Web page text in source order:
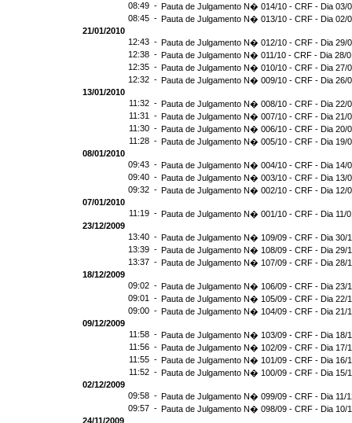
08:49 - Pauta de Julgamento N� 014/10 - CRF - Dia 03/
08:45 - Pauta de Julgamento N� 013/10 - CRF - Dia 02/
21/01/2010
12:43 - Pauta de Julgamento N� 012/10 - CRF - Dia 29/
12:38 - Pauta de Julgamento N� 011/10 - CRF - Dia 28/
12:35 - Pauta de Julgamento N� 010/10 - CRF - Dia 27/
12:32 - Pauta de Julgamento N� 009/10 - CRF - Dia 26/
13/01/2010
11:32 - Pauta de Julgamento N� 008/10 - CRF - Dia 22/
11:31 - Pauta de Julgamento N� 007/10 - CRF - Dia 21/
11:30 - Pauta de Julgamento N� 006/10 - CRF - Dia 20/
11:28 - Pauta de Julgamento N� 005/10 - CRF - Dia 19/
08/01/2010
09:43 - Pauta de Julgamento N� 004/10 - CRF - Dia 14/
09:40 - Pauta de Julgamento N� 003/10 - CRF - Dia 13/
09:32 - Pauta de Julgamento N� 002/10 - CRF - Dia 12/
07/01/2010
11:19 - Pauta de Julgamento N� 001/10 - CRF - Dia 11/
23/12/2009
13:40 - Pauta de Julgamento N� 109/09 - CRF - Dia 30/
13:39 - Pauta de Julgamento N� 108/09 - CRF - Dia 29/
13:37 - Pauta de Julgamento N� 107/09 - CRF - Dia 28/
18/12/2009
09:02 - Pauta de Julgamento N� 106/09 - CRF - Dia 23/
09:01 - Pauta de Julgamento N� 105/09 - CRF - Dia 22/
09:00 - Pauta de Julgamento N� 104/09 - CRF - Dia 21/
09/12/2009
11:58 - Pauta de Julgamento N� 103/09 - CRF - Dia 18/
11:56 - Pauta de Julgamento N� 102/09 - CRF - Dia 17/
11:55 - Pauta de Julgamento N� 101/09 - CRF - Dia 16/
11:52 - Pauta de Julgamento N� 100/09 - CRF - Dia 15/
02/12/2009
09:58 - Pauta de Julgamento N� 099/09 - CRF - Dia 11/
09:57 - Pauta de Julgamento N� 098/09 - CRF - Dia 10/
24/11/2009